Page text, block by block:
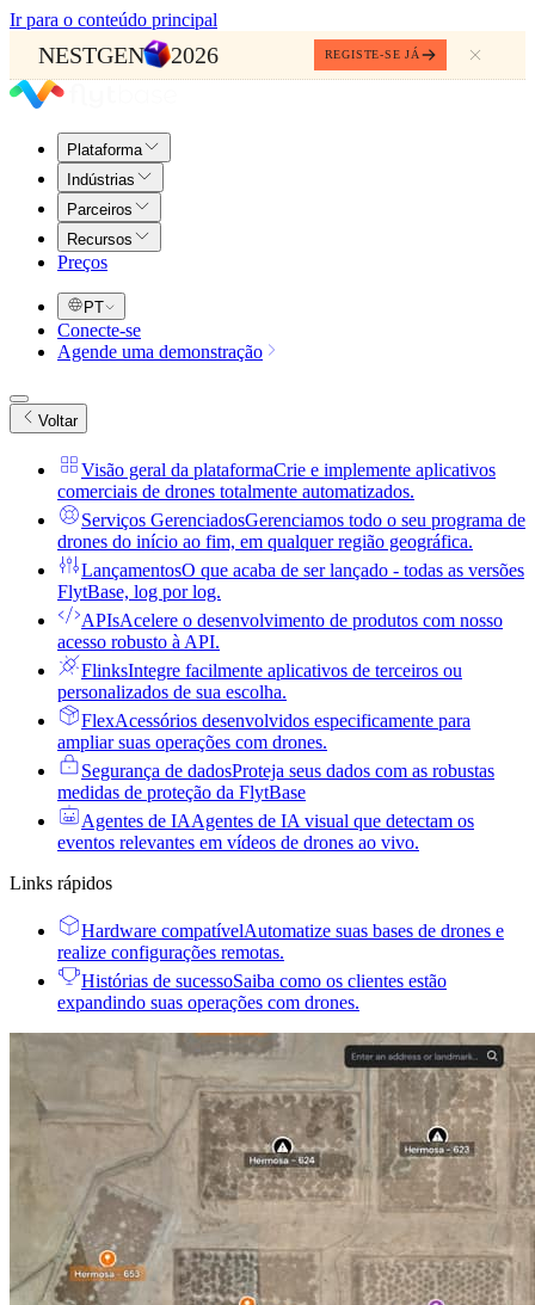
Ir para o conteúdo principal
NESTGEN 2026 REGISTE-SE JÁ
Plataforma
Indústrias
Parceiros
Recursos
Preços
PT
Conecte-se
Agende uma demonstração
Voltar
Visão geral da plataformaCrie e implemente aplicativos
comerciais de drones totalmente automatizados.
Serviços GerenciadosGerenciamos todo o seu programa de
drones do início ao fim, em qualquer região geográfica.
LançamentosO que acaba de ser lançado - todas as versões
FlytBase, log por log.
APIsAcelere o desenvolvimento de produtos com nosso
acesso robusto à API.
FlinksIntegre facilmente aplicativos de terceiros ou
personalizados de sua escolha.
FlexAcessórios desenvolvidos especificamente para
ampliar suas operações com drones.
Segurança de dadosProteja seus dados com as robustas
medidas de proteção da FlytBase
Agentes de IAAgentes de IA visual que detectam os
eventos relevantes em vídeos de drones ao vivo.
Links rápidos
Hardware compatívelAutomatize suas bases de drones e
realize configurações remotas.
Histórias de sucessoSaiba como os clientes estão
expandindo suas operações com drones.